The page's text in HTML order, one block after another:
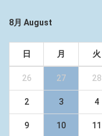
8月 August
日 月 火
26 27 28
2 3 4
9 10 11